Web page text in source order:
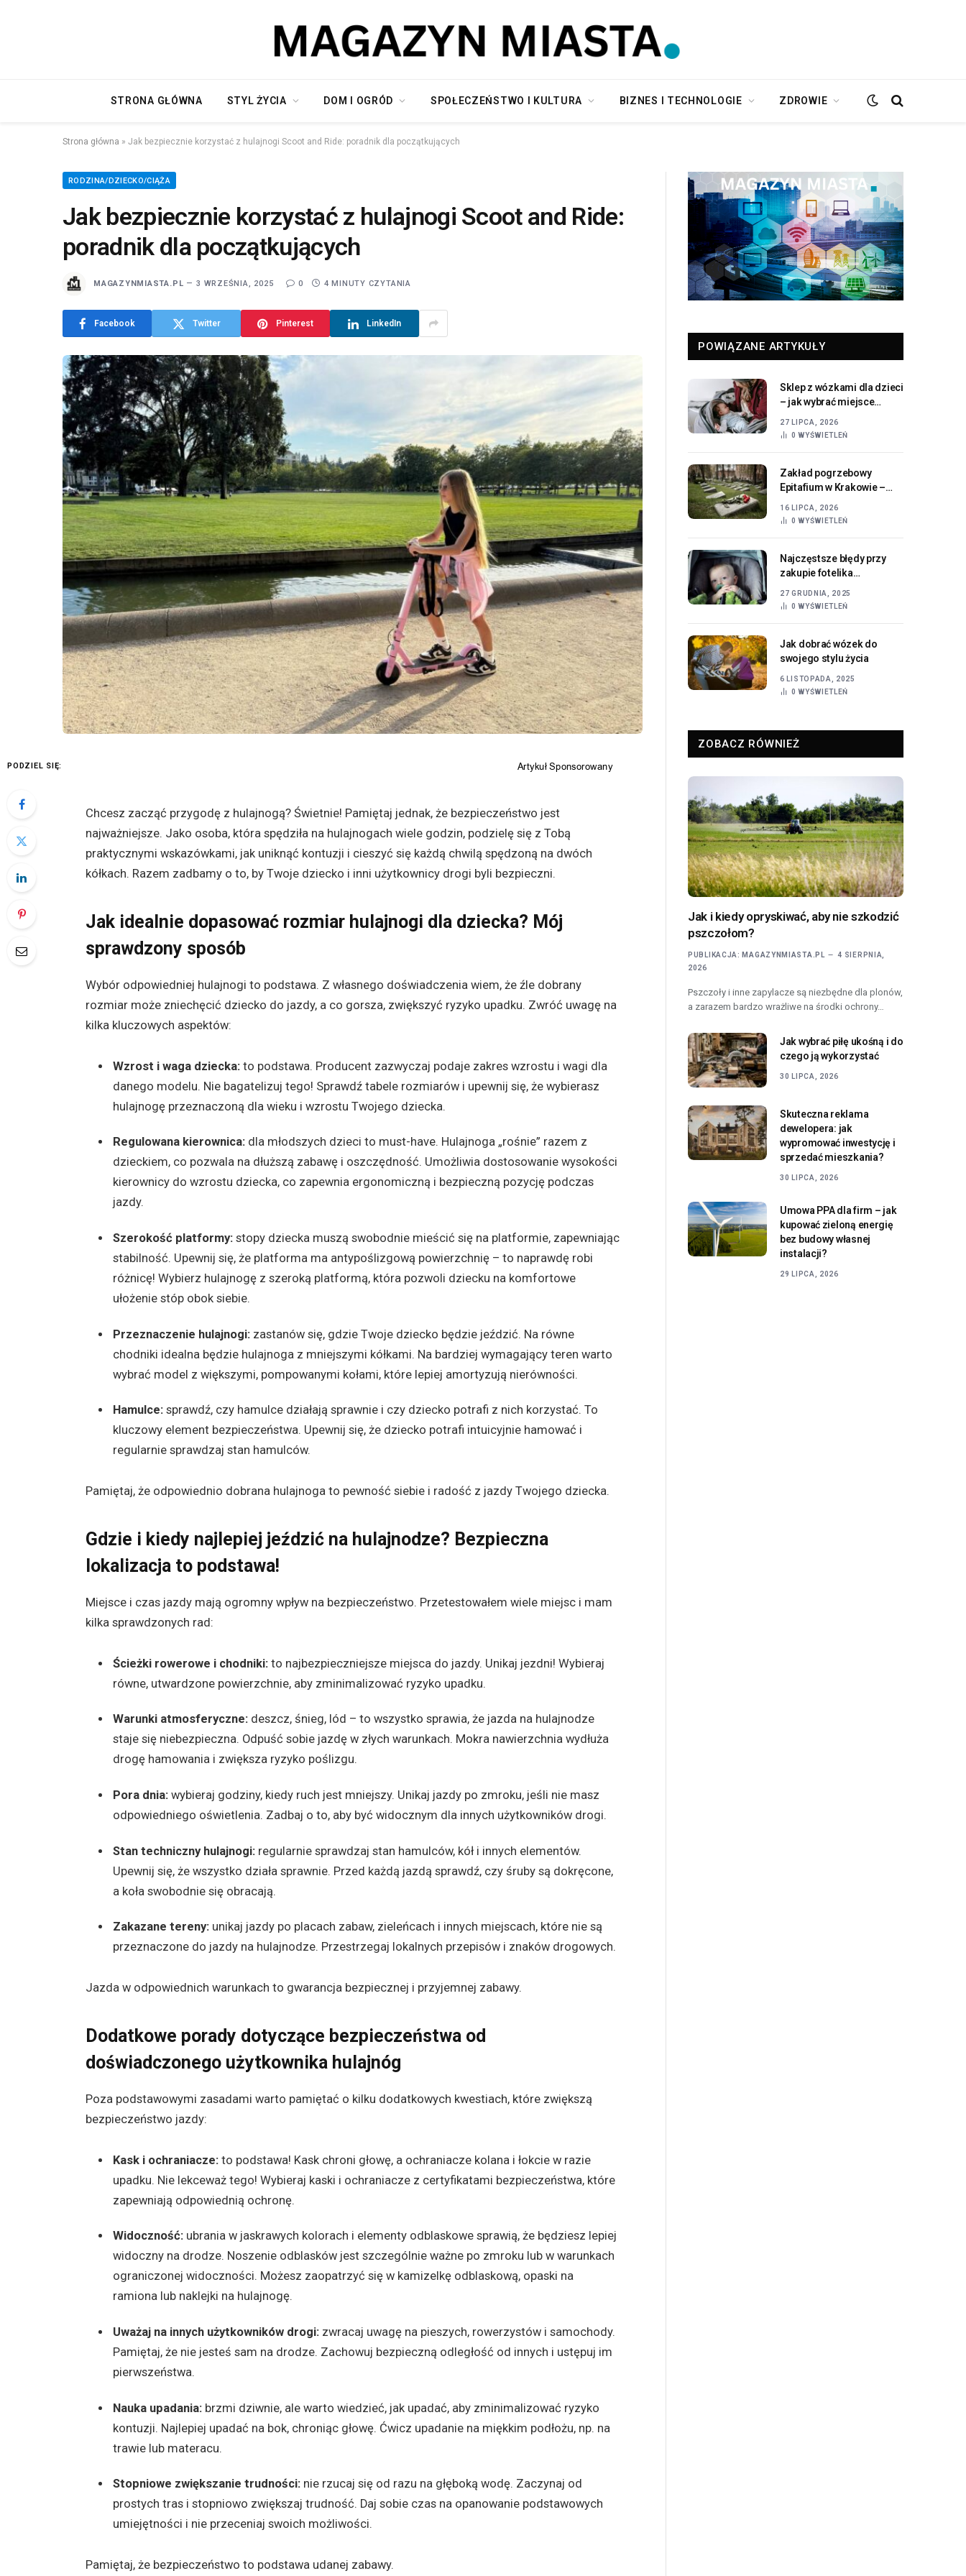
STRONA GŁÓWNA STYL ŻYCIA DOM I OGRÓD SPOŁECZEŃSTWO I KULTURA BIZNES I TECHNOLOGIE ZDROWIE
Strona główna » Jak bezpiecznie korzystać z hulajnogi Scoot and Ride: poradnik dla początkujących
RODZINA/DZIECKO/CIĄŻA
Jak bezpiecznie korzystać z hulajnogi Scoot and Ride:
poradnik dla początkujących
MAGAZYNMIASTA.PL 3 WRZEŚNIA, 2025 0 4 MINUTY CZYTANIA
Facebook Twitter Pinterest LinkedIn
PODZIEL SIĘ:
Chcesz zacząć przygodę z hulajnogą? Świetnie! Pamiętaj jednak, że bezpieczeństwo jest
najważniejsze. Jako osoba, która spędziła na hulajnogach wiele godzin, podzielę się z Tobą
praktycznymi wskazówkami, jak uniknąć kontuzji i cieszyć się każdą chwilą spędzoną na dwóch
kółkach. Razem zadbamy o to, by Twoje dziecko i inni użytkownicy drogi byli bezpieczni.
Jak idealnie dopasować rozmiar hulajnogi dla dziecka? Mój
sprawdzony sposób
Wybór odpowiedniej hulajnogi to podstawa. Z własnego doświadczenia wiem, że źle dobrany
rozmiar może zniechęcić dziecko do jazdy, a co gorsza, zwiększyć ryzyko upadku. Zwróć uwagę na
kilka kluczowych aspektów:
Wzrost i waga dziecka:to podstawa. Producent zazwyczaj podaje zakres wzrostu i wagi dla
danego modelu. Nie bagatelizuj tego! Sprawdź tabele rozmiarów i upewnij się, że wybierasz
hulajnogę przeznaczoną dla wieku i wzrostu Twojego dziecka.
Regulowana kierownica:dla młodszych dzieci to must-have. Hulajnoga „rośnie” razem z
dzieckiem, co pozwala na dłuższą zabawę i oszczędność. Umożliwia dostosowanie wysokości
kierownicy do wzrostu dziecka, co zapewnia ergonomiczną i bezpieczną pozycję podczas
jazdy.
Szerokość platformy:stopy dziecka muszą swobodnie mieścić się na platformie, zapewniając
stabilność. Upewnij się, że platforma ma antypoślizgową powierzchnię – to naprawdę robi
różnicę! Wybierz hulajnogę z szeroką platformą, która pozwoli dziecku na komfortowe
ułożenie stóp obok siebie.
Przeznaczenie hulajnogi:zastanów się, gdzie Twoje dziecko będzie jeździć. Na równe
chodniki idealna będzie hulajnoga z mniejszymi kółkami. Na bardziej wymagający teren warto
wybrać model z większymi, pompowanymi kołami, które lepiej amortyzują nierówności.
Hamulce:sprawdź, czy hamulce działają sprawnie i czy dziecko potrafi z nich korzystać. To
kluczowy element bezpieczeństwa. Upewnij się, że dziecko potrafi intuicyjnie hamować i
regularnie sprawdzaj stan hamulców.
Pamiętaj, że odpowiednio dobrana hulajnoga to pewność siebie i radość z jazdy Twojego dziecka.
Gdzie i kiedy najlepiej jeździć na hulajnodze? Bezpieczna
lokalizacja to podstawa!
Miejsce i czas jazdy mają ogromny wpływ na bezpieczeństwo. Przetestowałem wiele miejsc i mam
kilka sprawdzonych rad:
Ścieżki rowerowe i chodniki:to najbezpieczniejsze miejsca do jazdy. Unikaj jezdni! Wybieraj
równe, utwardzone powierzchnie, aby zminimalizować ryzyko upadku.
Warunki atmosferyczne:deszcz, śnieg, lód – to wszystko sprawia, że jazda na hulajnodze
staje się niebezpieczna. Odpuść sobie jazdę w złych warunkach. Mokra nawierzchnia wydłuża
drogę hamowania i zwiększa ryzyko poślizgu.
Pora dnia:wybieraj godziny, kiedy ruch jest mniejszy. Unikaj jazdy po zmroku, jeśli nie masz
odpowiedniego oświetlenia. Zadbaj o to, aby być widocznym dla innych użytkowników drogi.
Stan techniczny hulajnogi:regularnie sprawdzaj stan hamulców, kół i innych elementów.
Upewnij się, że wszystko działa sprawnie. Przed każdą jazdą sprawdź, czy śruby są dokręcone,
a koła swobodnie się obracają.
Zakazane tereny:unikaj jazdy po placach zabaw, zieleńcach i innych miejscach, które nie są
przeznaczone do jazdy na hulajnodze. Przestrzegaj lokalnych przepisów i znaków drogowych.
Jazda w odpowiednich warunkach to gwarancja bezpiecznej i przyjemnej zabawy.
Dodatkowe porady dotyczące bezpieczeństwa od
doświadczonego użytkownika hulajnóg
Poza podstawowymi zasadami warto pamiętać o kilku dodatkowych kwestiach, które zwiększą
bezpieczeństwo jazdy:
Kask i ochraniacze:to podstawa! Kask chroni głowę, a ochraniacze kolana i łokcie w razie
upadku. Nie lekceważ tego! Wybieraj kaski i ochraniacze z certyfikatami bezpieczeństwa, które
zapewniają odpowiednią ochronę.
Widoczność:ubrania w jaskrawych kolorach i elementy odblaskowe sprawią, że będziesz lepiej
widoczny na drodze. Noszenie odblasków jest szczególnie ważne po zmroku lub w warunkach
ograniczonej widoczności. Możesz zaopatrzyć się w kamizelkę odblaskową, opaski na
ramiona lub naklejki na hulajnogę.
Uważaj na innych użytkowników drogi:zwracaj uwagę na pieszych, rowerzystów i samochody.
Pamiętaj, że nie jesteś sam na drodze. Zachowuj bezpieczną odległość od innych i ustępuj im
pierwszeństwa.
Nauka upadania:brzmi dziwnie, ale warto wiedzieć, jak upadać, aby zminimalizować ryzyko
kontuzji. Najlepiej upadać na bok, chroniąc głowę. Ćwicz upadanie na miękkim podłożu, np. na
trawie lub materacu.
Stopniowe zwiększanie trudności:nie rzucaj się od razu na głęboką wodę. Zaczynaj od
prostych tras i stopniowo zwiększaj trudność. Daj sobie czas na opanowanie podstawowych
umiejętności i nie przeceniaj swoich możliwości.
Pamiętaj, że bezpieczeństwo to podstawa udanej zabawy.
POWIĄZANE ARTYKUŁY
Sklep z wózkami dla dzieci
– jak wybrać miejsce
produkty dla
27 LIPCA, 2026
0WYŚWIETLEŃ
Zakład pogrzebowy
Epitafium w Krakowie –
godna organizacja
16 LIPCA, 2026
0WYŚWIETLEŃ
Najczęstsze błędy przy
zakupie fotelika
uniknąć
27 GRUDNIA, 2025
0WYŚWIETLEŃ
Jak dobrać wózek do
swojego stylu życia
6 LISTOPADA, 2025
0WYŚWIETLEŃ
ZOBACZ RÓWNIEŻ
Jak i kiedy opryskiwać, aby nie szkodzić
pszczołom?
PUBLIKACJA: MAGAZYNMIASTA.PL
4 SIERPNIA,
2026
Pszczoły i inne zapylacze są niezbędne dla plonów,
a zarazem bardzo wrażliwe na środki ochrony…
Jak wybrać piłę ukośną i do
czego ją wykorzystać
30 LIPCA, 2026
Skuteczna reklama
dewelopera: jak
wypromować inwestycję i
sprzedać mieszkania?
30 LIPCA, 2026
Umowa PPA dla firm – jak
kupować zieloną energię
bez budowy własnej
instalacji?
29 LIPCA, 2026